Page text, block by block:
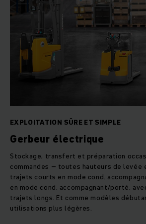
EXPLOITATION SÛRE ET SIMPLE
Gerbeur électrique
Stockage, transfert et préparation
commandes – toutes hauteurs de levée
trajets courts en mode cond.
en mode cond. accompagnant/porté,
trajets longs. Et comme modèles
utilisations plus légères.